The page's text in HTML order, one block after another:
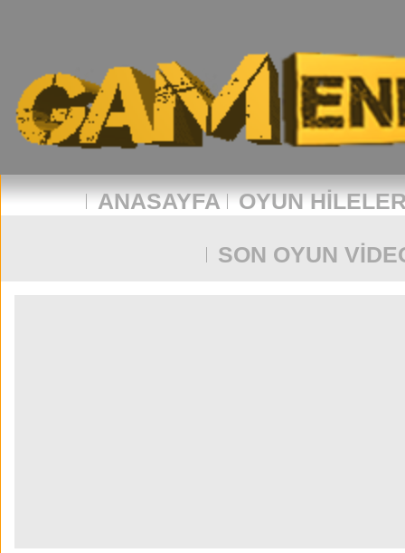
ANASAYFA OYUN
SON OYUN